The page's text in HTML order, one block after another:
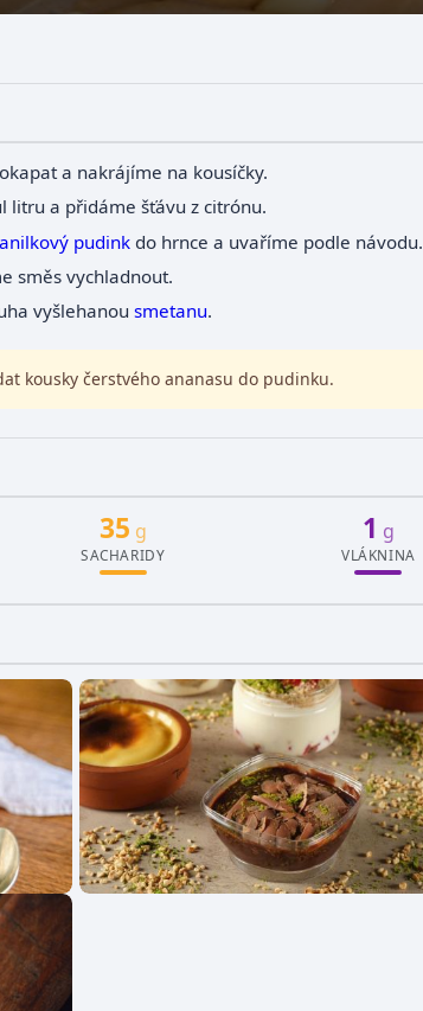
a nakrájíme na kousíčky.
litru a přidáme šťávu z citrónu.
pudinkdo hrnce a uvaříme podle návodu.
směs vychladnout.
vyšlehanou smetanu.
kousky čerstvého ananasu do pudinku.
35 g
SACHARIDY
1 g
VLÁKNINA